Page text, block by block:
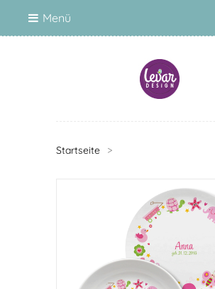
Menü
Startseite >